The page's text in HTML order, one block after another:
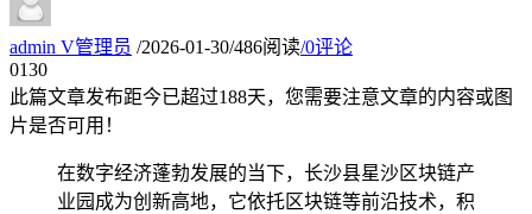
admin V管理员 /2026-01-30/486阅读/0评论
0130
此篇文章发布距今已超过188天，您需要注意文章的内容或图
片是否可用！
在数字经济蓬勃发展的当下，长沙县星沙区块链产
业园成为创新高地，它依托区块链等前沿技术，积